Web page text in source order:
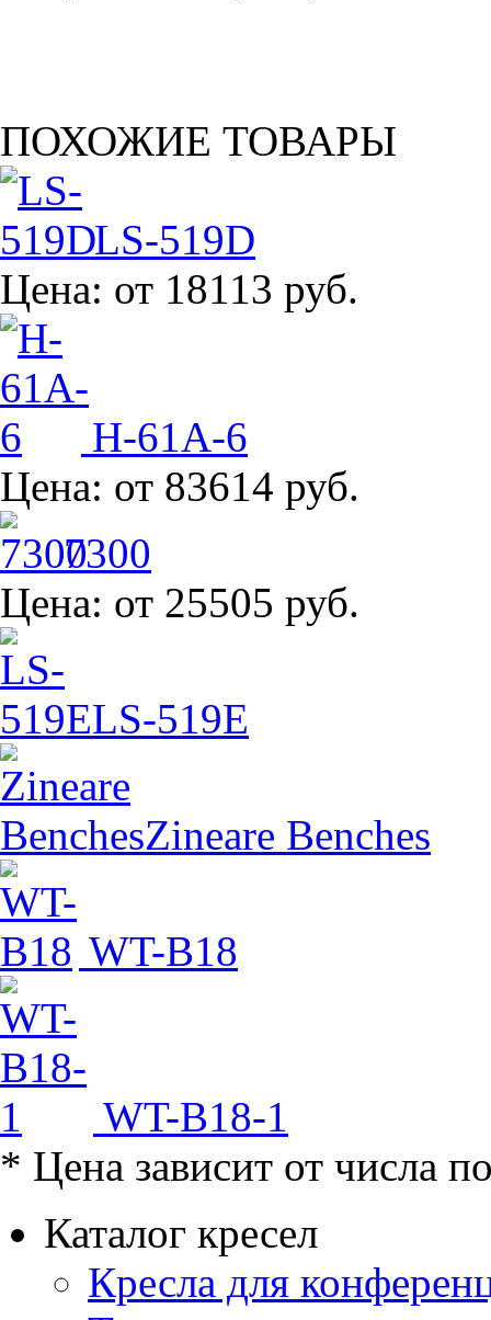
ПОХОЖИЕ ТОВАРЫ
LS-519D
Цена: от 18113 руб.
H-61A-6
Цена: от 83614 руб.
7300
Цена: от 25505 руб.
LS-519E
Zineare Benches
WT-B18
WT-B18-1
* Цена зависит от числа
Каталог кресел
Кресла для